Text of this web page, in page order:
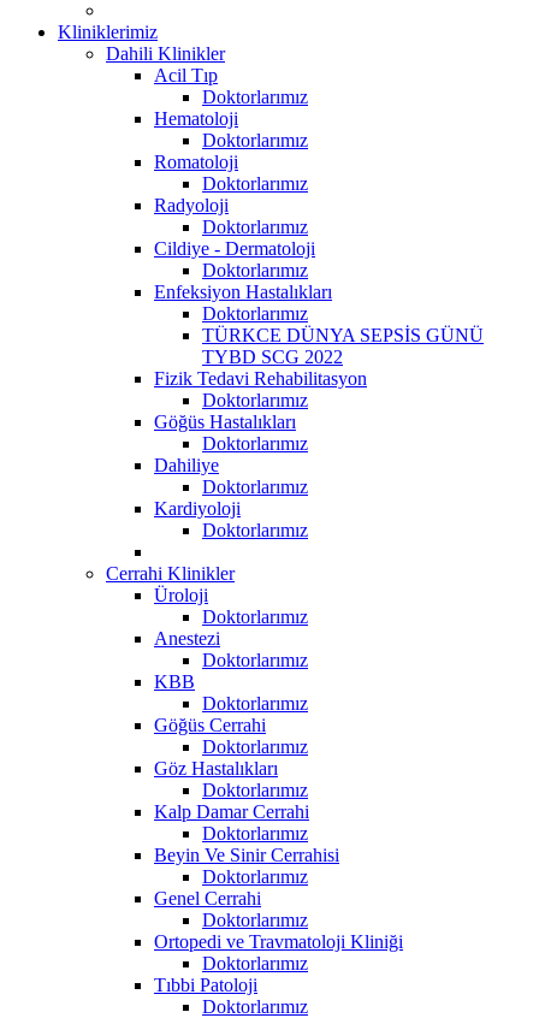
Kliniklerimiz
Dahili Klinikler
Acil Tıp
Doktorlarımız
Hematoloji
Doktorlarımız
Romatoloji
Doktorlarımız
Radyoloji
Doktorlarımız
Cildiye - Dermatoloji
Doktorlarımız
Enfeksiyon Hastalıkları
Doktorlarımız
TÜRKCE DÜNYA SEPSİS GÜNÜ
TYBD SCG 2022
Fizik Tedavi Rehabilitasyon
Doktorlarımız
Göğüs Hastalıkları
Doktorlarımız
Dahiliye
Doktorlarımız
Kardiyoloji
Doktorlarımız
Cerrahi Klinikler
Üroloji
Doktorlarımız
Anestezi
Doktorlarımız
KBB
Doktorlarımız
Göğüs Cerrahi
Doktorlarımız
Göz Hastalıkları
Doktorlarımız
Kalp Damar Cerrahi
Doktorlarımız
Beyin Ve Sinir Cerrahisi
Doktorlarımız
Genel Cerrahi
Doktorlarımız
Ortopedi ve Travmatoloji Kliniği
Doktorlarımız
Tıbbi Patoloji
Doktorlarımız